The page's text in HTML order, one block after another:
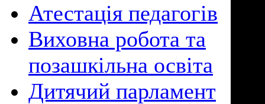
Атестація педагогів
Виховна робота та
позашкільна освіта
Дитячий парламент